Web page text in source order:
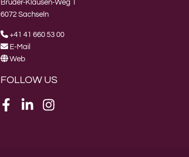
Bruder-Klausen-Weg 1
6072 Sachseln
+41 41 660 53 00
E-Mail
Web
FOLLOW US
FacebookLinkedInInstagram